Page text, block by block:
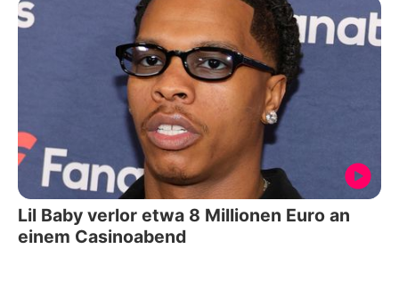
Lil Baby verlor etwa 8 Millionen Euro an
einem Casinoabend